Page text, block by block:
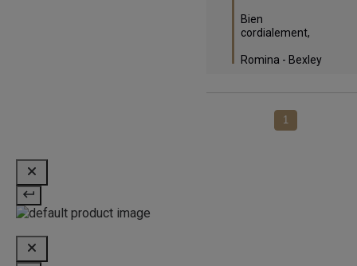
Bien
cordialement,
Romina - Bexley
1